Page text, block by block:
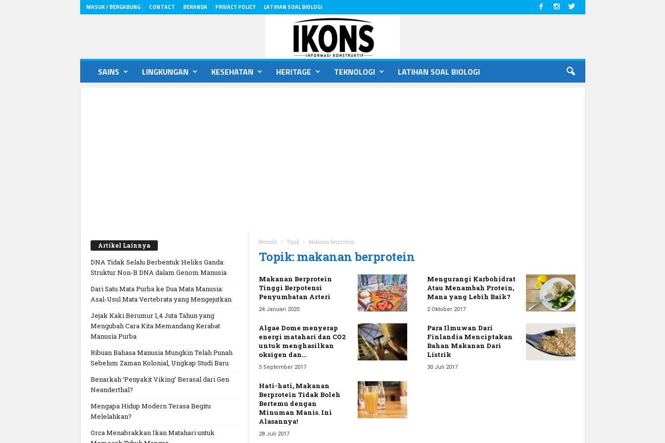
MASUK / BERGABUNG CONTACT BERANDA PRIVACY POLICY LATIHAN SOAL BIOLOGI
SAINS LINGKUNGAN KESEHATAN HERITAGE TEKNOLOGI LATIHAN SOAL BIOLOGI
Beranda Topik Makanan berprotein
Topik: makanan berprotein
Makanan Berprotein
Tinggi Berpotensi
Penyumbatan Arteri
24 Januari 2020
Mengurangi Karbohidrat
Atau Menambah Protein,
Mana yang Lebih Baik?
2 Oktober 2017
Algae Dome menyerap
energi matahari dan CO2
untuk menghasilkan
oksigen dan...
5 September 2017
Para Ilmuwan Dari
Finlandia Menciptakan
Bahan Makanan Dari
Listrik
30 Juli 2017
Hati-hati, Makanan
Berprotein Tidak Boleh
Bertemu dengan
Minuman Manis. Ini
Alasannya!
28 Juli 2017
Artikel Lainnya
DNA Tidak Selalu Berbentuk Heliks Ganda:
Struktur Non-B DNA dalam Genom Manusia
Dari Satu Mata Purba ke Dua Mata Manusia:
Asal-Usul Mata Vertebrata yang Mengejutkan
Jejak Kaki Berumur 1,4 Juta Tahun yang
Mengubah Cara Kita Memandang Kerabat
Manusia Purba
Ribuan Bahasa Manusia Mungkin Telah Punah
Sebelum Zaman Kolonial, Ungkap Studi Baru
Benarkah ‘Penyakit Viking’ Berasal dari Gen
Neanderthal?
Mengapa Hidup Modern Terasa Begitu
Melelahkan?
Orca Menabrakkan Ikan Matahari untuk